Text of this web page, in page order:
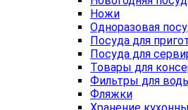
Ножи
Одноразовая
Посуда для
Посуда для
Товары для
Фильтры для
Фляжки